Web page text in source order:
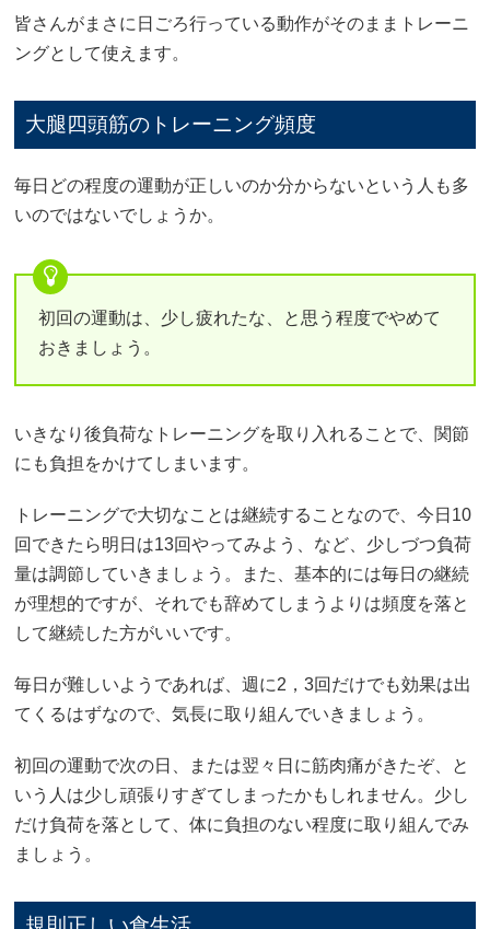
皆さんがまさに日ごろ行っている動作がそのままトレーニ
ングとして使えます。
大腿四頭筋のトレーニング頻度
毎日どの程度の運動が正しいのか分からないという人も多
いのではないでしょうか。
初回の運動は、少し疲れたな、と思う程度でやめて
おきましょう。
いきなり後負荷なトレーニングを取り入れることで、関節
にも負担をかけてしまいます。
トレーニングで大切なことは継続することなので、今日10
回できたら明日は13回やってみよう、など、少しづつ負荷
量は調節していきましょう。また、基本的には毎日の継続
が理想的ですが、それでも辞めてしまうよりは頻度を落と
して継続した方がいいです。
毎日が難しいようであれば、週に2，3回だけでも効果は出
てくるはずなので、気長に取り組んでいきましょう。
初回の運動で次の日、または翌々日に筋肉痛がきたぞ、と
いう人は少し頑張りすぎてしまったかもしれません。少し
だけ負荷を落として、体に負担のない程度に取り組んでみ
ましょう。